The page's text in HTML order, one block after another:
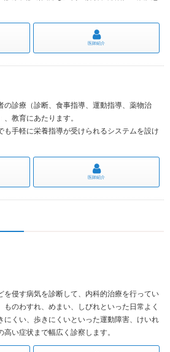
医師紹介
の診療（診断、食事指導、運動指導、薬物治
教育にあたります。
も手軽に栄養指導が受けられるシステムを設け
医師紹介
を侵す病気を診断して、内科的治療を行ってい
ものわすれ、めまい、しびれといった日常よく
にくい、歩きにくいといった運動障害、けいれ
い症状まで幅広く診察します。